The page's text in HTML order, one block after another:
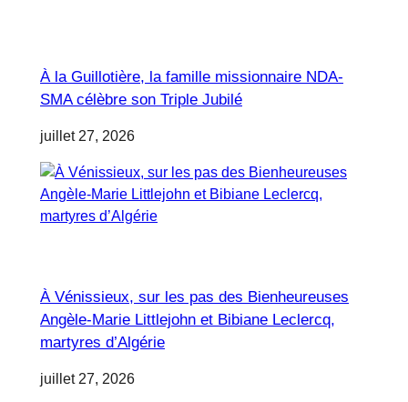
À la Guillotière, la famille missionnaire NDA-
SMA célèbre son Triple Jubilé
juillet 27, 2026
À Vénissieux, sur les pas des Bienheureuses
Angèle-Marie Littlejohn et Bibiane Leclercq,
martyres d’Algérie
juillet 27, 2026